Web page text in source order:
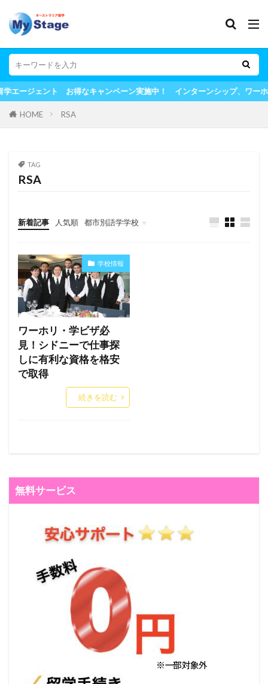
ャンペーン実施中！ インターンシップ、ワーホリ、留学も全てマイス
HOME RSA
TAG
RSA
新着記事 人気順 都市別語学学校
シドニー
メルボルン
ブリスベン
ゴールドコースト
パース
その他の都市
学校情報
ワーホリ・学ビザ必
見！シドニーで仕事探
しに有利な資格を格安
で取得
続きを読む
無料サービス